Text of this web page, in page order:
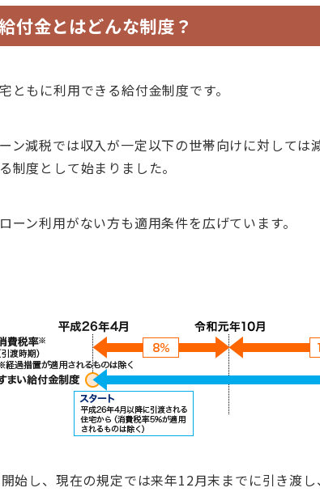
付金とはどんな制度？
ともに利用できる給付金制度です。
ン減税では収入が一定以下の世帯向けに対しては
制度として始まりました。
ーン利用がない方も適用条件を広げています。
始し、現在の規定では来年12月末までに引き渡